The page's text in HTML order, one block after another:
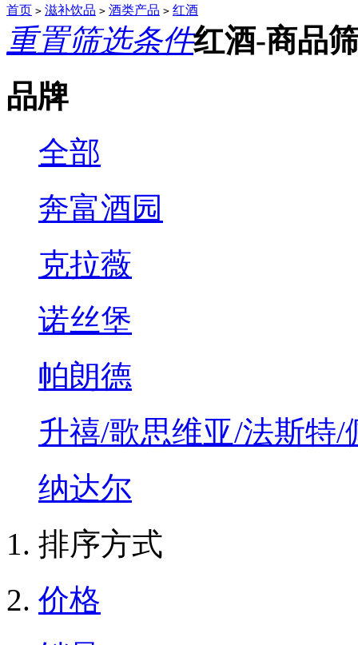
首页 > 滋补饮品 > 酒类产品 > 红酒
重置筛选条件红酒-商品
品牌
全部
奔富酒园
克拉薇
诺丝堡
帕朗德
升禧/歌思维亚/法斯特/
纳达尔
排序方式
价格